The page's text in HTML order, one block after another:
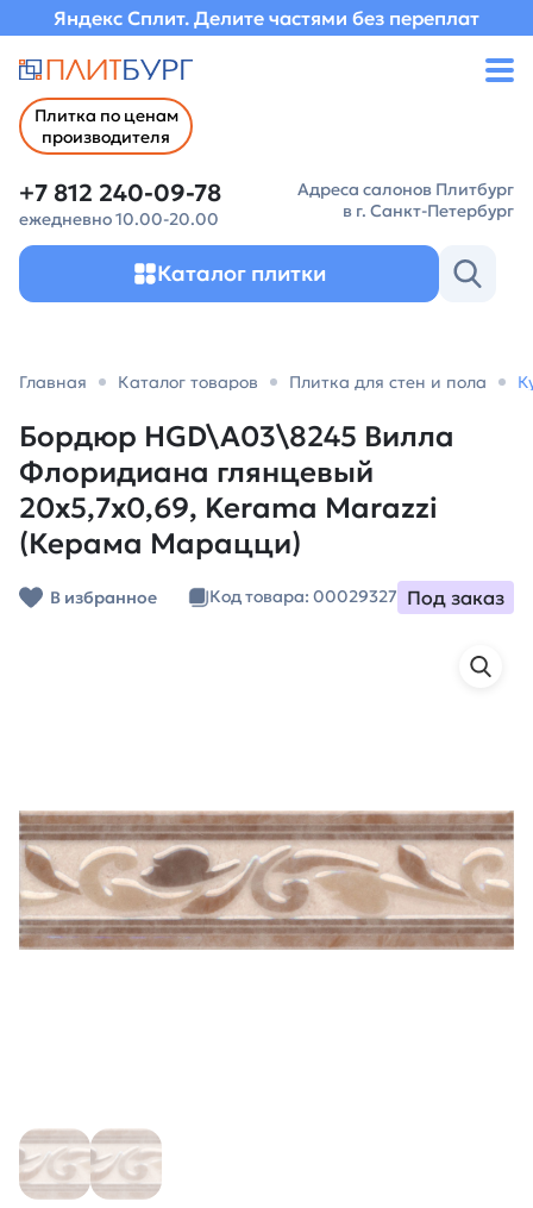
Яндекс Сплит. Делите частями без переплат
Плитка по ценам
производителя
+7 812 240-09-78
ежедневно 10.00-20.00
Адреса салонов Плитбург
в г. Санкт-Петербург
Каталог плитки
Главная Каталог товаров Плитка для стен и пола
Бордюр HGD\A03\8245 Вилла
Флоридиана глянцевый
20x5,7x0,69, Kerama Marazzi
(Керама Марацци)
В избранное Код товара: 00029327 Под заказ